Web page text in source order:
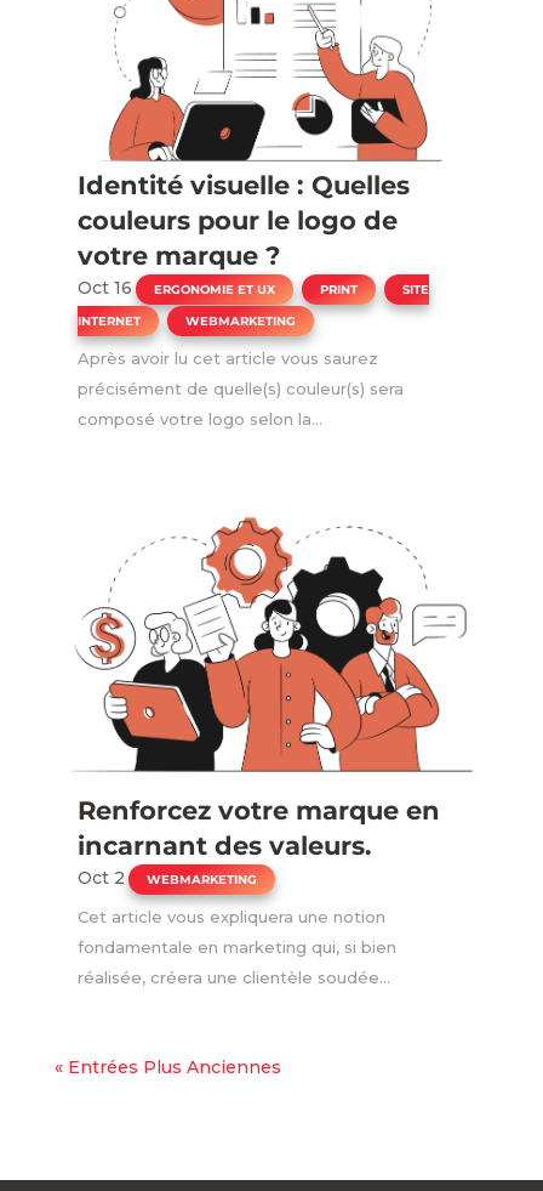
Identité visuelle : Quelles
couleurs pour le logo de
votre marque ?
Oct 16 | ERGONOMIE ET UX PRINT
SITE
INTERNET
WEBMARKETING
Après avoir lu cet article vous saurez
précisément de quelle(s) couleur(s) sera
composé votre logo selon la...
Renforcez votre marque en
incarnant des valeurs.
Oct 2 | WEBMARKETING
Cet article vous expliquera une notion
fondamentale en marketing qui, si bien
réalisée, créera une clientèle soudée...
« Entrées Plus Anciennes